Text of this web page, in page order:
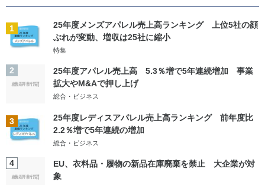
1
25年度メンズアパレル売上高ランキング 上位5社の顔
ぶれが変動、増収は25社に縮小
特集
2
25年度アパレル売上高 5.3％増で5年連続増加 事業
拡大やM&Aで押し上げ
総合・ビジネス
3
25年度レディスアパレル売上高ランキング 前年度比
2.2％増で5年連続の増加
総合・ビジネス
4
EU、衣料品・履物の新品在庫廃棄を禁止 大企業が対
象